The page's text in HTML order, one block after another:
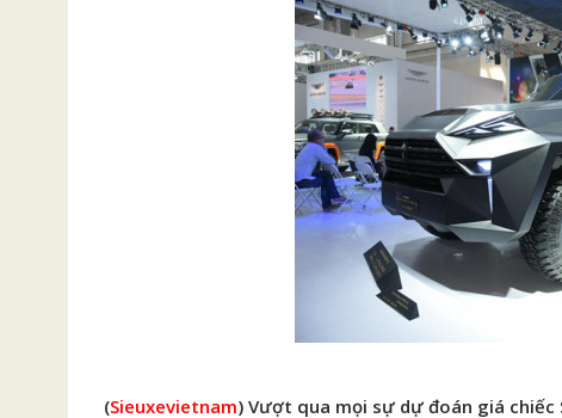
(Sieuxevietnam) Vượt qua mọi sự dự đoán giá chiếc